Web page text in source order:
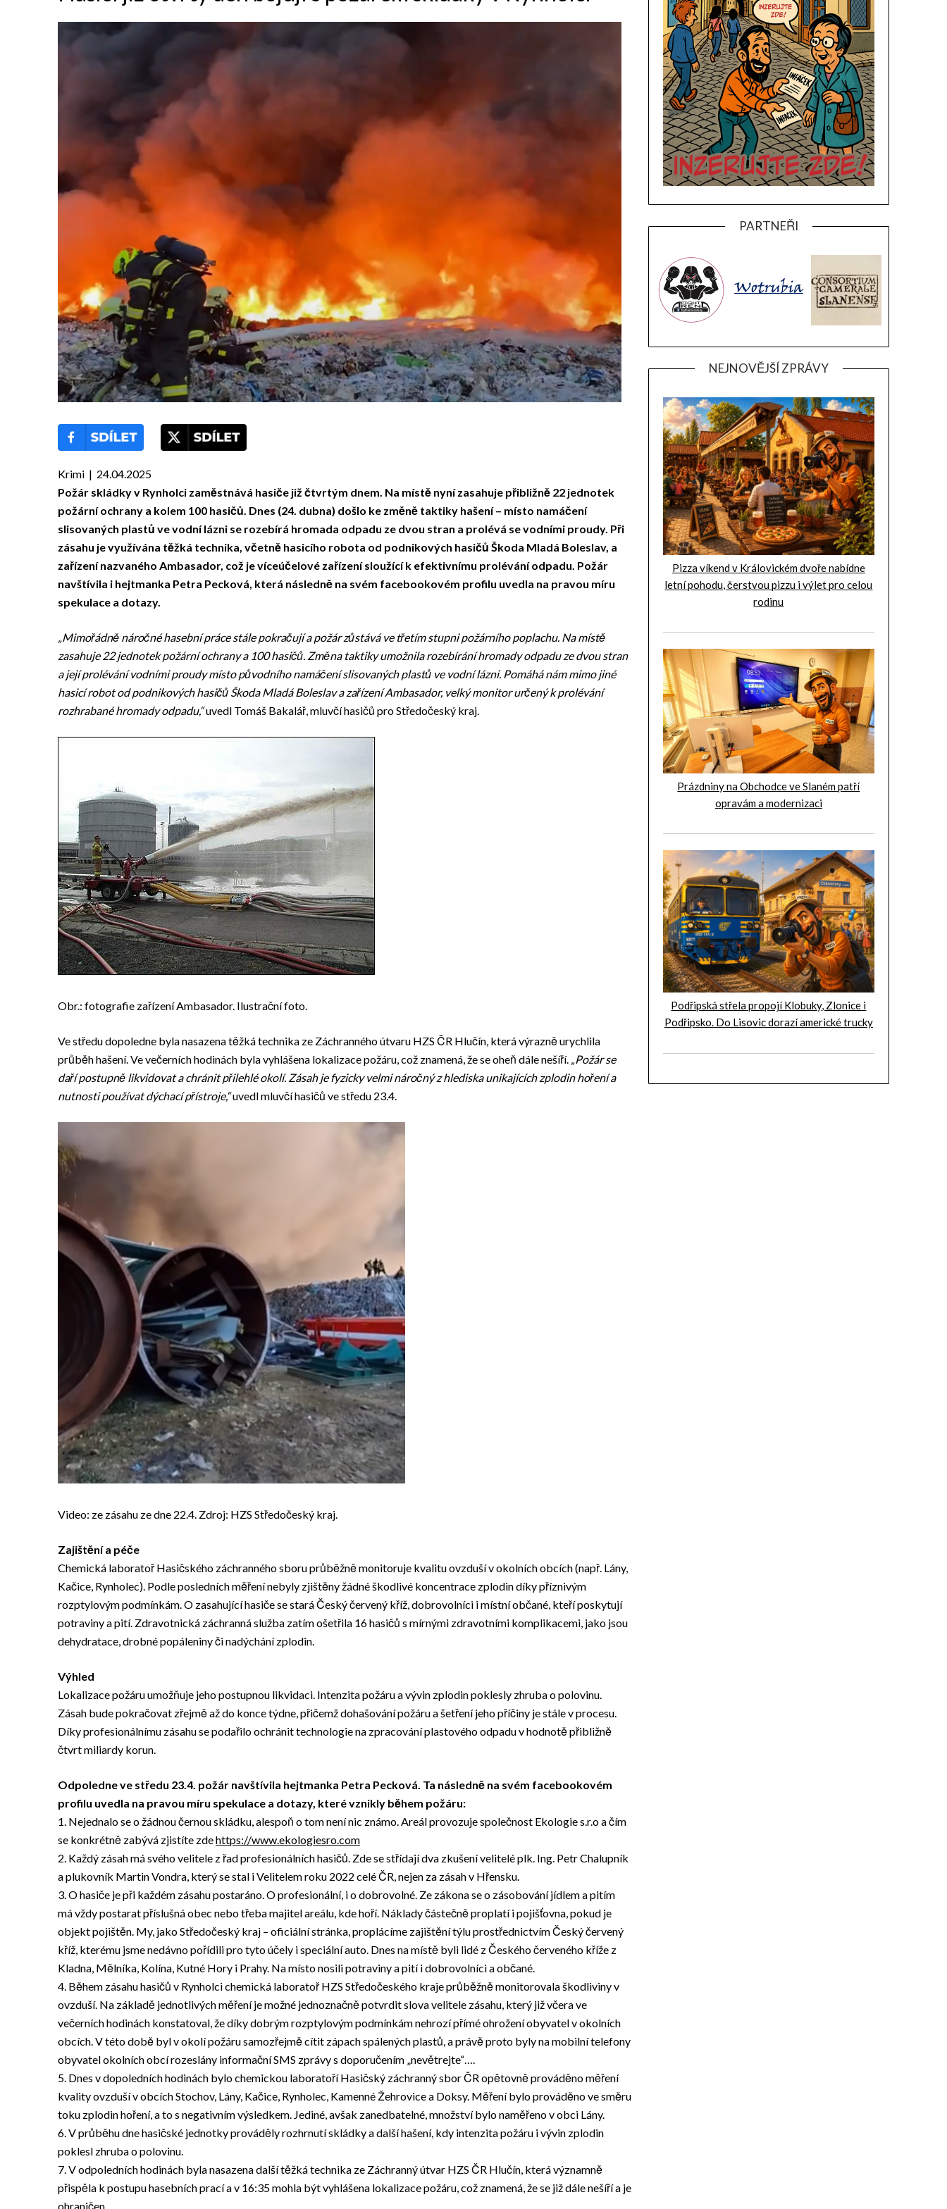
Krimi | 24.04.2025
Požár skládky v Rynholci zaměstnává hasiče již čtvrtým dnem. Na místě nyní zasahuje přibližně 22 jednotek
požární ochrany a kolem 100 hasičů. Dnes (24. dubna) došlo ke změně taktiky hašení – místo namáčení
slisovaných plastů ve vodní lázni se rozebírá hromada odpadu ze dvou stran a prolévá se vodními proudy. Při
zásahu je využívána těžká technika, včetně hasicího robota od podnikových hasičů Škoda Mladá Boleslav, a
zařízení nazvaného Ambasador, což je víceúčelové zařízení sloužící k efektivnímu prolévání odpadu. Požár
navštívila i hejtmanka Petra Pecková, která následně na svém facebookovém profilu uvedla na pravou míru
spekulace a dotazy.
„Mimořádně náročné hasební práce stále pokračují a požár zůstává ve třetím stupni požárního poplachu. Na místě
zasahuje 22 jednotek požární ochrany a 100 hasičů. Změna taktiky umožnila rozebírání hromady odpadu ze dvou stran
a její prolévání vodními proudy místo původního namáčení slisovaných plastů ve vodní lázni. Pomáhá nám mimo jiné
hasicí robot od podnikových hasičů Škoda Mladá Boleslav a zařízení Ambasador, velký monitor určený k prolévání
rozhrabané hromady odpadu,“uvedl Tomáš Bakalář, mluvčí hasičů pro Středočeský kraj.
Obr.: fotografie zařízení Ambasador. Ilustrační foto.
Ve středu dopoledne byla nasazena těžká technika ze Záchranného útvaru HZS ČR Hlučín, která výrazně urychlila
průběh hašení. Ve večerních hodinách byla vyhlášena lokalizace požáru, což znamená, že se oheň dále nešíří. „Požár se
daří postupně likvidovat a chránit přilehlé okolí. Zásah je fyzicky velmi náročný z hlediska unikajících zplodin hoření a
nutnosti používat dýchací přístroje,“uvedl mluvčí hasičů ve středu 23.4.
Video: ze zásahu ze dne 22.4. Zdroj: HZS Středočeský kraj.
Zajištění a péče
Chemická laboratoř Hasičského záchranného sboru průběžně monitoruje kvalitu ovzduší v okolních obcích (např. Lány,
Kačice, Rynholec). Podle posledních měření nebyly zjištěny žádné škodlivé koncentrace zplodin díky příznivým
rozptylovým podmínkám. O zasahující hasiče se stará Český červený kříž, dobrovolníci i místní občané, kteří poskytují
potraviny a pití. Zdravotnická záchranná služba zatím ošetřila 16 hasičů s mírnými zdravotními komplikacemi, jako jsou
dehydratace, drobné popáleniny či nadýchání zplodin.
Výhled
Lokalizace požáru umožňuje jeho postupnou likvidaci. Intenzita požáru a vývin zplodin poklesly zhruba o polovinu.
Zásah bude pokračovat zřejmě až do konce týdne, přičemž dohašování požáru a šetření jeho příčiny je stále v procesu.
Díky profesionálnímu zásahu se podařilo ochránit technologie na zpracování plastového odpadu v hodnotě přibližně
čtvrt miliardy korun.
Odpoledne ve středu 23.4. požár navštívila hejtmanka Petra Pecková. Ta následně na svém facebookovém
profilu uvedla na pravou míru spekulace a dotazy, které vznikly během požáru:
1. Nejednalo se o žádnou černou skládku, alespoň o tom není nic známo. Areál provozuje společnost Ekologie s.r.o a čím
se konkrétně zabývá zjistíte zdehttps://www.ekologiesro.com
2. Každý zásah má svého velitele z řad profesionálních hasičů. Zde se střídají dva zkušení velitelé plk. Ing. Petr Chalupník
a plukovník Martin Vondra, který se stal i Velitelem roku 2022 celé ČR, nejen za zásah v Hřensku.
3. O hasiče je při každém zásahu postaráno. O profesionální, i o dobrovolné. Ze zákona se o zásobování jídlem a pitím
má vždy postarat příslušná obec nebo třeba majitel areálu, kde hoří. Náklady částečně proplatí i pojišťovna, pokud je
objekt pojištěn. My, jako Středočeský kraj – oficiální stránka, proplácíme zajištění týlu prostřednictvím Český červený
kříž, kterému jsme nedávno pořídili pro tyto účely i speciální auto. Dnes na místě byli lidé z Českého červeného kříže z
Kladna, Mělníka, Kolína, Kutné Hory i Prahy. Na místo nosili potraviny a pití i dobrovolníci a občané.
4. Během zásahu hasičů v Rynholci chemická laboratoř HZS Středočeského kraje průběžně monitorovala škodliviny v
ovzduší. Na základě jednotlivých měření je možné jednoznačně potvrdit slova velitele zásahu, který již včera ve
večerních hodinách konstatoval, že díky dobrým rozptylovým podmínkám nehrozí přímé ohrožení obyvatel v okolních
obcích. V této době byl v okolí požáru samozřejmě cítit zápach spálených plastů, a právě proto byly na mobilní telefony
obyvatel okolních obcí rozeslány informační SMS zprávy s doporučením „nevětrejte“….
5. Dnes v dopoledních hodinách bylo chemickou laboratoří Hasičský záchranný sbor ČR opětovně prováděno měření
kvality ovzduší v obcích Stochov, Lány, Kačice, Rynholec, Kamenné Žehrovice a Doksy. Měření bylo prováděno ve směru
toku zplodin hoření, a to s negativním výsledkem. Jediné, avšak zanedbatelné, množství bylo naměřeno v obci Lány.
6. V průběhu dne hasičské jednotky prováděly rozhrnutí skládky a další hašení, kdy intenzita požáru i vývin zplodin
poklesl zhruba o polovinu.
7. V odpoledních hodinách byla nasazena další těžká technika ze Záchranný útvar HZS ČR Hlučín, která významně
přispěla k postupu hasebních prací a v 16:35 mohla být vyhlášena lokalizace požáru, což znamená, že se již dále nešíří a je
ohraničen.
PARTNEŘI
NEJNOVĚJŠÍ ZPRÁVY
Pizza víkend v Královickém dvoře nabídne
letní pohodu, čerstvou pizzu i výlet pro celou
rodinu
Prázdniny na Obchodce ve Slaném patří
opravám a modernizaci
Podřipská střela propojí Klobuky, Zlonice i
Podřipsko. Do Lisovic dorazí americké trucky